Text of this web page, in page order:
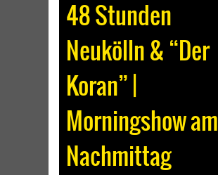
48 Stunden
Neukölln & “Der
Koran” |
Morningshow am
Nachmittag